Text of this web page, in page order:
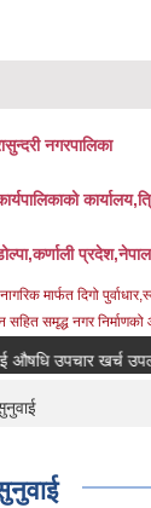
नगरपालिका
प्रदेश,नेपाल
मार्फत दिगो
सहित समृद्ध नगर निर्माणको
उपचार खर्च उपल्बध